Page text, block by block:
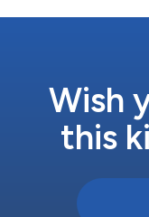
Wish
this